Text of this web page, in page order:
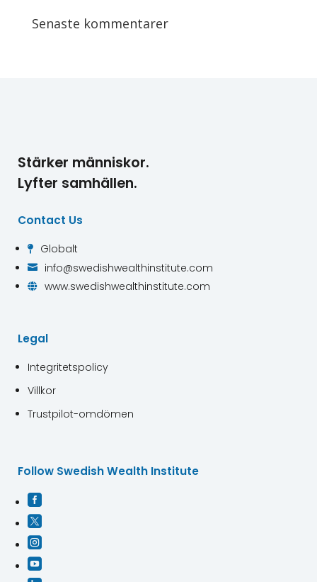
Senaste kommentarer
Stärker människor.
Lyfter samhällen.
Contact Us
 Globalt
 info@swedishwealthinstitute.com
 www.swedishwealthinstitute.com
Legal
Integritetspolicy
Villkor
Trustpilot-omdömen
Follow Swedish Wealth Institute



